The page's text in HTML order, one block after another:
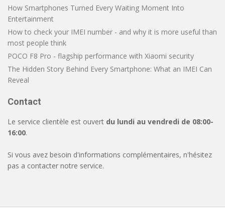
How Smartphones Turned Every Waiting Moment Into
Entertainment
How to check your IMEI number - and why it is more useful than
most people think
POCO F8 Pro - flagship performance with Xiaomi security
The Hidden Story Behind Every Smartphone: What an IMEI Can
Reveal
Contact
Le service clientèle est ouvert du lundi au vendredi de 08:00-
16:00.
Si vous avez besoin d'informations complémentaires, n'hésitez
pas a contacter notre service.